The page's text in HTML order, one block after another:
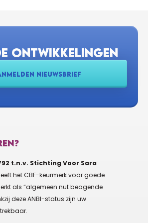
ONTWIKKELINGEN
NIEUWSBRIEF
t.n.v. Stichting Voor Sara
het CBF-keurmerk voor goede
als “algemeen nut beogende
deze ANBI-status zijn uw